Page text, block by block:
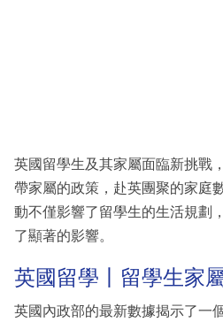
區
英國留學生及其家屬面臨新挑戰
帶家屬的政策，赴英團聚的家庭
動不僅影響了留學生的生活規劃
了顯著的影響。
英國留學丨留學生家
英國內政部的最新數據揭示了一